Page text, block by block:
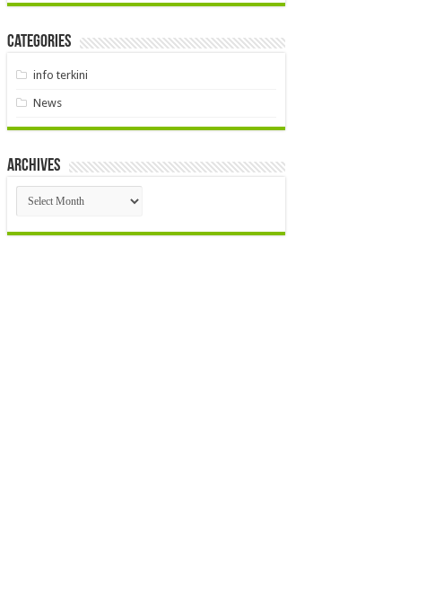
Categories
info terkini
News
Archives
Archives